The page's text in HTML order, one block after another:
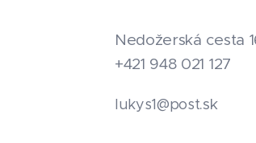
Nedožerská cesta
+421 948 021 127
lukys1@post.sk